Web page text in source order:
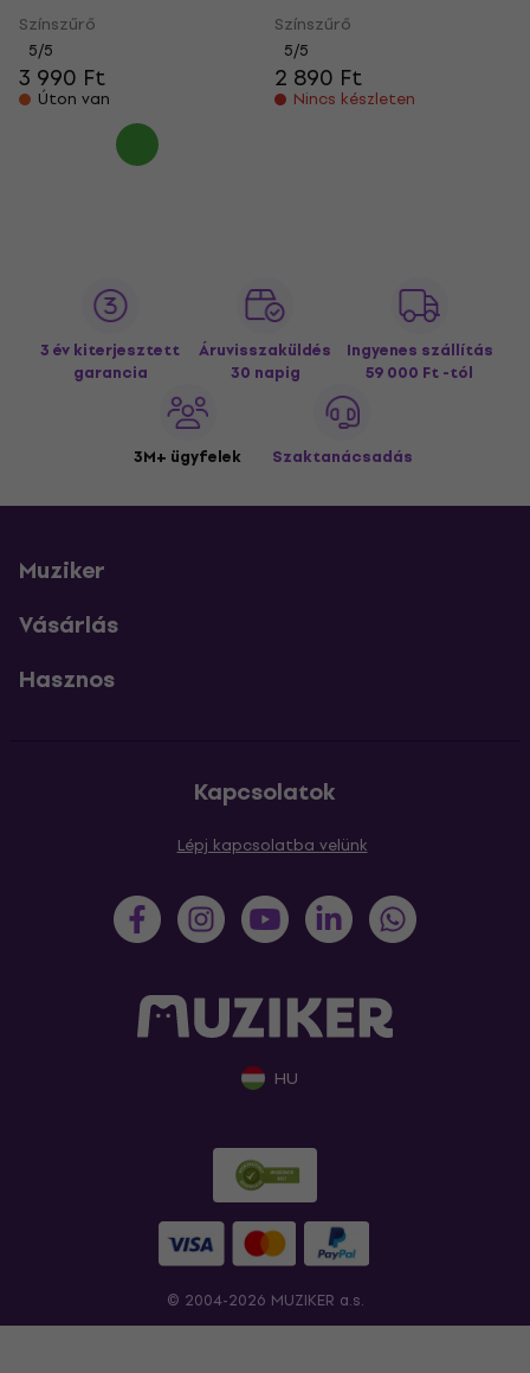
Színszűrő
5/5
3 990 Ft
Úton van
Színszűrő
5/5
2 890 Ft
Nincs készleten
3 év kiterjesztett
garancia
Áruvisszaküldés
30 napig
Ingyenes szállítás
59 000 Ft -tól
3M+ ügyfelek Szaktanácsadás
Muziker
Vásárlás
Hasznos
Kapcsolatok
Lépj kapcsolatba velünk
HU
© 2004-2026 MUZIKER a.s.